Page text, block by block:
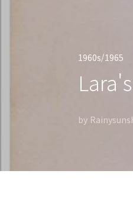
1960s/1965
by